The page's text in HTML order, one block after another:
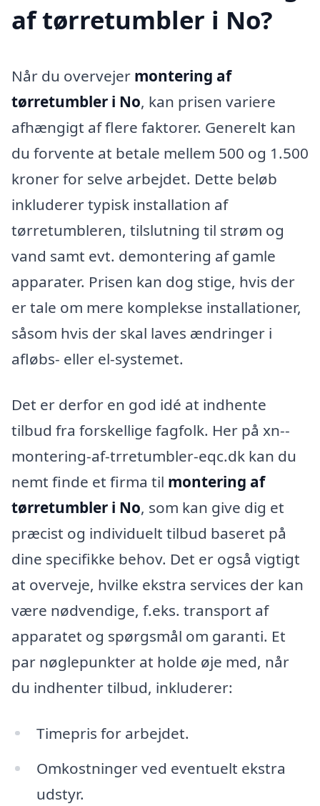
af tørretumbler i No?
Når du overvejer montering af
tørretumbler i No, kan prisen variere
afhængigt af flere faktorer. Generelt kan
du forvente at betale mellem 500 og 1.500
kroner for selve arbejdet. Dette beløb
inkluderer typisk installation af
tørretumbleren, tilslutning til strøm og
vand samt evt. demontering af gamle
apparater. Prisen kan dog stige, hvis der
er tale om mere komplekse installationer,
såsom hvis der skal laves ændringer i
afløbs- eller el-systemet.
Det er derfor en god idé at indhente
tilbud fra forskellige fagfolk. Her på xn--
montering-af-trretumbler-eqc.dk kan du
nemt finde et firma til montering af
tørretumbler i No, som kan give dig et
præcist og individuelt tilbud baseret på
dine specifikke behov. Det er også vigtigt
at overveje, hvilke ekstra services der kan
være nødvendige, f.eks. transport af
apparatet og spørgsmål om garanti. Et
par nøglepunkter at holde øje med, når
du indhenter tilbud, inkluderer:
Timepris for arbejdet.
Omkostninger ved eventuelt ekstra
udstyr.